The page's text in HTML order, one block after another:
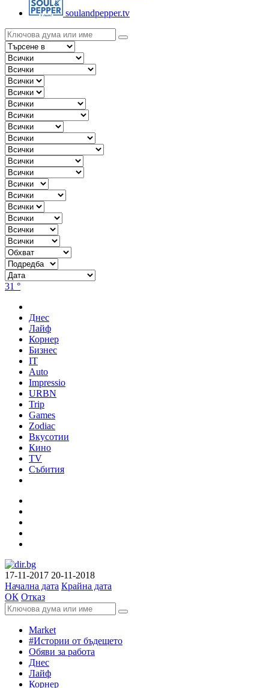
soulandpepper.tv
31 °
Днес
Лайф
Корнер
Бизнес
IT
Auto
Impressio
URBN
Trip
Games
Zodiac
Вкусотии
Кино
TV
Събития
17-11-2017 20-11-2018
Начална дата Крайна дата
ОК Отказ
Market
#Истории от бъдещето
Обяви за работа
Днес
Лайф
Корнер